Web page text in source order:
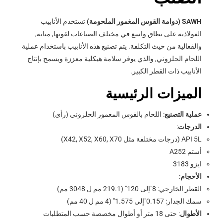
SAWH (دوامة القوس المغمور الملحومة)
تستخدم الأنابيب
الفولاذية على نطاق واسع في مختلف الصناعات لقوتها, متانة,
والفعالية من حيث التكلفة. يتم تصنيع هذه الأنابيب باستخدام عملية
اللحام الحلزوني, والذي يوفر سلامة هيكلية معززة ويسمح بإنتاج
الأنابيب ذات القطر الكبير.
الميزات الرئيسية
عملية التصنيع: اللحام بالقوس المغمور الحلزوني (رأى)
الدرجات:
API 5L (درجات مختلفة مثل X42, X52, X60, X70)
أستم A252
ايزو 3183
الأحجام:
القطر الخارجي: 8"إلى 120" (219.1 مم ل 3048 مم)
سمك الجدار: 0.157"إلى 1.575" (4 مم ل 40 مم)
الأطوال: حتى 18 متر أو أطوال مخصصة حسب المتطلبات